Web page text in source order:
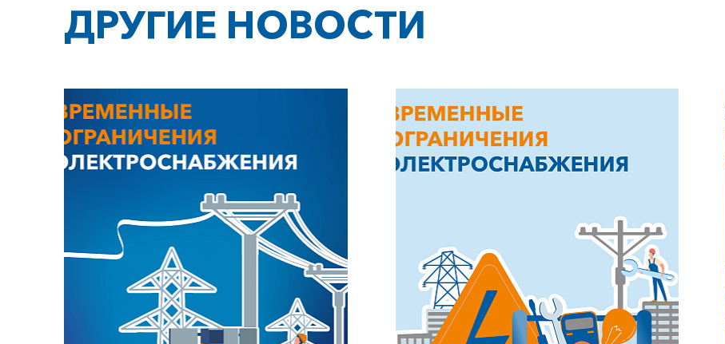
Частным клиентам
Корпоративным клиентам
ДРУГИЕ НОВОСТИ